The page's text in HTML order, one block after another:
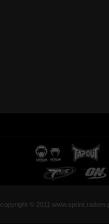
copyright © 2011